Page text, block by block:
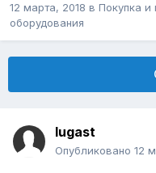
12 марта, 2018 в Покупка и
оборудования
lugast
Опубликовано 12